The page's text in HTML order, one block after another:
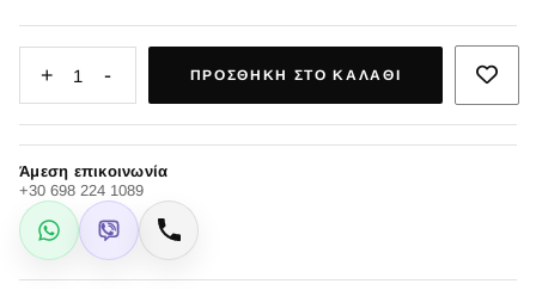
+ 1 - ΠΡΟΣΘΉΚΗ ΣΤΟ ΚΑΛΆΘΙ
Άμεση επικοινωνία
+30 698 224 1089
WhatsApp
Viber Κλήση